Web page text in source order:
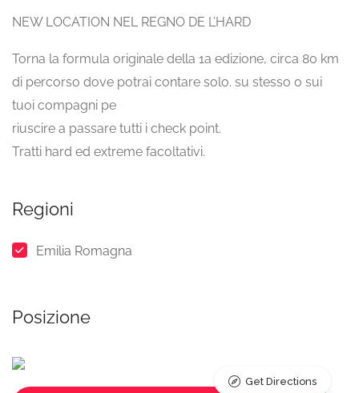
NEW LOCATION NEL REGNO DE L’HARD
Torna la formula originale della 1a edizione, circa 80 km
di percorso dove potrai contare solo. su stesso o sui
tuoi compagni pe
riuscire a passare tutti i check point.
Tratti hard ed extreme facoltativi.
Regioni
Emilia Romagna
Posizione
Get Directions